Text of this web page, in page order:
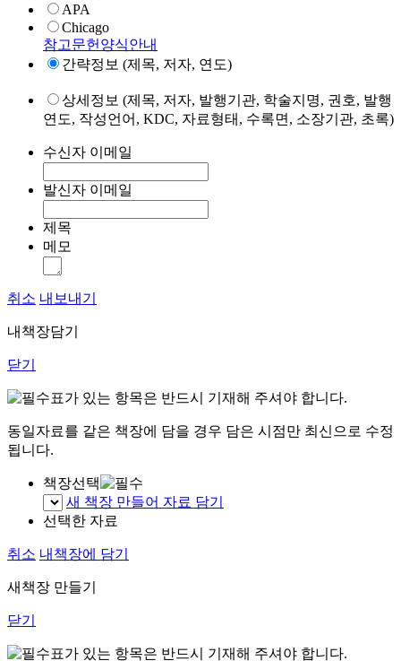
APA
Chicago
참고문헌양식안내
간략정보 (제목, 저자, 연도)
상세정보 (제목, 저자, 발행기관, 학술지명, 권호, 발행
연도, 작성언어, KDC, 자료형태, 수록면, 소장기관, 초록)
수신자 이메일
발신자 이메일
제목
메모
취소 내보내기
내책장담기
닫기
표가 있는 항목은 반드시 기재해 주셔야 합니다.
동일자료를 같은 책장에 담을 경우 담은 시점만 최신으로 수정
됩니다.
책장선택
새 책장 만들어 자료 담기
선택한 자료
취소 내책장에 담기
새책장 만들기
닫기
표가 있는 항목은 반드시 기재해 주셔야 합니다.